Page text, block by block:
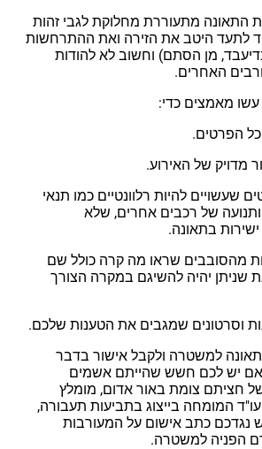
התאונה מתעוררת מחלוקת לגבי זהות
לתעד היטב את הזירה ואת ההתרחשות
מן הסתם) וחשוב לא להודות
האחרים.
מאמצים כדי:
הפרטים.
של האירוע.
להיות רלוונטיים כמו תנאי
של רכבים אחרים, שלא
בתאונה.
מהסובבים שראו מה קרה כולל שם
שניתן יהיה להשיגם במקרה הצורך
וסרטונים שמגבים את הטענות שלכם.
למשטרה ולקבל אישור בדבר
אם יש לכם חשש שהייתם אשמים
חציתם צומת באור אדום, מומלץ
המומחה בייצוג בתביעות תעבורה,
נגדכם כתב אישום על המעורבות
הפניה למשטרה.